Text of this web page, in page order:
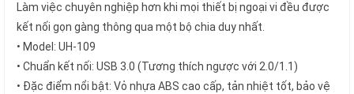
Làm việc chuyên nghiệp hơn khi mọi thiết bị ngoại vi đều được
kết nối gọn gàng thông qua một bộ chia duy nhất.
• Model: UH-109
• Chuẩn kết nối: USB 3.0 (Tương thích ngược với 2.0/1.1)
• Đặc điểm nổi bật: Vỏ nhựa ABS cao cấp, tản nhiệt tốt, bảo vệ